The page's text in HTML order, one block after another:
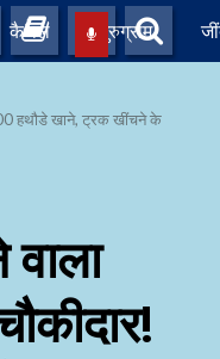
कैथल गुरुग्राम
हथौडे खाने, ट्रक खींचने के
वाला